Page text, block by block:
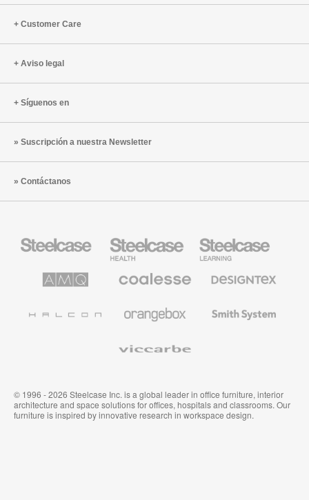
de
Customer Care
Aviso legal
Síguenos en
Suscripción a nuestra Newsletter
Contáctanos
Steelcase
para
sanidad
Steelcase
para
educación
Steelcase
Solutions
premium
System
© 1996 - 2026 Steelcase Inc. is a global leader in office furniture, interior
architecture and space solutions for offices, hospitals and classrooms. Our
furniture is inspired by innovative research in workspace design.